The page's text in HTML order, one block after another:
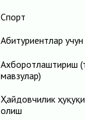
Спорт
Абитуриентлар учун
Ахборотлаштириш
мавзулар)
Ҳайдовчилик
олиш